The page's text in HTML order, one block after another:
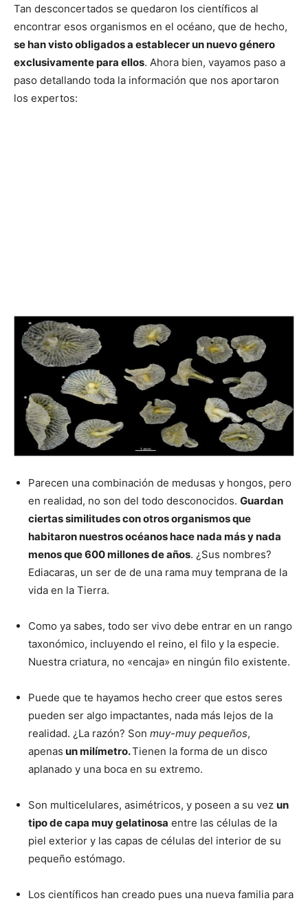
Tan desconcertados se quedaron los científicos al
encontrar esos organismos en el océano, que de hecho,
se han visto obligados a establecer un nuevo género
exclusivamente para ellos. Ahora bien, vayamos paso a
paso detallando toda la información que nos aportaron
los expertos:
Parecen una combinación de medusas y hongos, pero
en realidad, no son del todo desconocidos. Guardan
ciertas similitudes con otros organismos que
habitaron nuestros océanos hace nada más y nada
menos que 600 millones de años. ¿Sus nombres?
Ediacaras, un ser de de una rama muy temprana de la
vida en la Tierra.
Como ya sabes, todo ser vivo debe entrar en un rango
taxonómico, incluyendo el reino, el filo y la especie.
Nuestra criatura, no «encaja» en ningún filo existente.
Puede que te hayamos hecho creer que estos seres
pueden ser algo impactantes, nada más lejos de la
realidad. ¿La razón? Son muy-muy pequeños,
apenas un milímetro.Tienen la forma de un disco
aplanado y una boca en su extremo.
Son multicelulares, asimétricos, y poseen a su vez un
tipo de capa muy gelatinosa entre las células de la
piel exterior y las capas de células del interior de su
pequeño estómago.
Los científicos han creado pues una nueva familia para